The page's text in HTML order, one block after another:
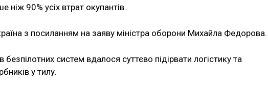
ніж 90% усіх втрат окупантів.
з посиланням на заяву міністра оборони Михайла Федорова.
безпілотних систем вдалося суттєво підірвати логістику та
у тилу.